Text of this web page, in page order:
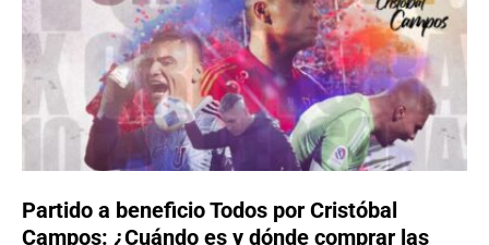
Partido a beneficio Todos por Cristóbal
Campos: ¿Cuándo es y dónde comprar las